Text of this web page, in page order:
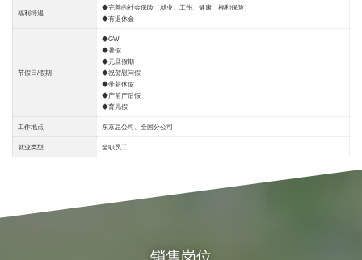
福利待遇
◆完善的社会保险（就业、工伤、健康、福利保险）
◆有退休金
节假日/假期
◆GW
◆暑假
◆元旦假期
◆祝贺慰问假
◆带薪休假
◆产前产后假
◆育儿假
工作地点 东京总公司、全国分公司
就业类型 全职员工
销售岗位